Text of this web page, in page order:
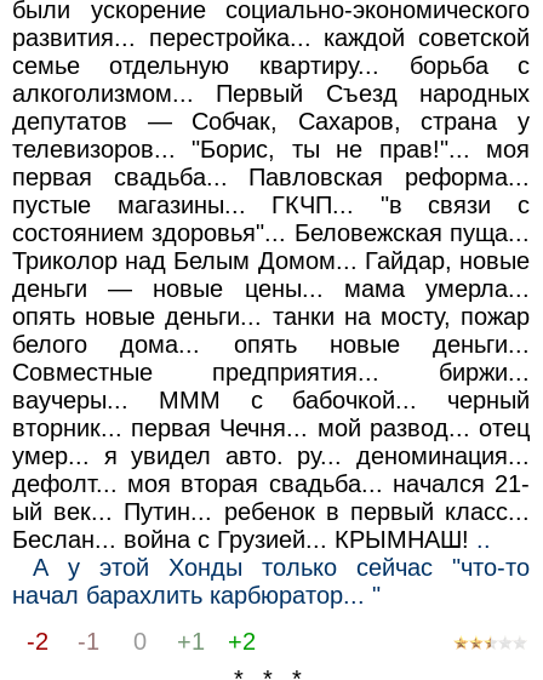
были ускорение социально-экономического
развития... перестройка... каждой советской
семье отдельную квартиру... борьба с
алкоголизмом... Первый Съезд народных
депутатов — Собчак, Сахаров, страна у
телевизоров... "Борис, ты не прав!"... моя
первая свадьба... Павловская реформа...
пустые магазины... ГКЧП... "в связи с
состоянием здоровья"... Беловежская пуща...
Триколор над Белым Домом... Гайдар, новые
деньги — новые цены... мама умерла...
опять новые деньги... танки на мосту, пожар
белого дома... опять новые деньги...
Совместные предприятия... биржи...
ваучеры... МММ с бабочкой... черный
вторник... первая Чечня... мой развод... отец
умер... я увидел авто. ру... деноминация...
дефолт... моя вторая свадьба... начался 21-
ый век... Путин... ребенок в первый класс...
Беслан... война с Грузией... КРЫМНАШ! ..
А у этой Хонды только сейчас "что-то
начал барахлить карбюратор... "
-2
-1 0 +1
+2